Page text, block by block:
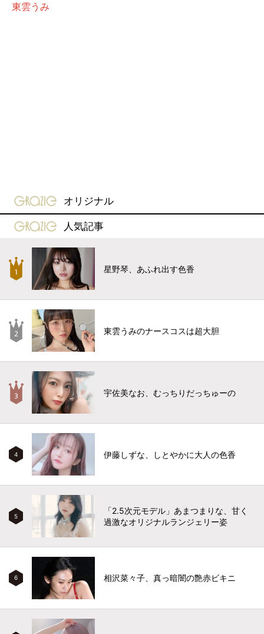
東雲うみ
gravure-grazie
オリジナル
gravure-grazie
人気記事
星野琴、あふれ出す色香
東雲うみのナースコスは超大胆
宇佐美なお、むっちりだっちゅーの
4 伊藤しずな、しとやかに大人の色香
5
「2.5次元モデル」あまつまりな、甘く
過激なオリジナルランジェリー姿
6 相沢菜々子、真っ暗闇の艶赤ビキニ